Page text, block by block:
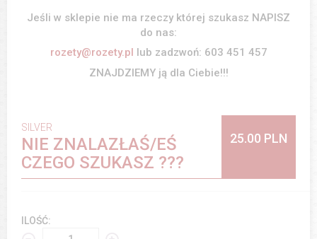
Jeśli w sklepie nie ma rzeczy której szukasz NAPISZ
do nas:
rozety@rozety.pl lub zadzwoń: 603 451 457
ZNAJDZIEMY ją dla Ciebie!!!
SILVER
NIE ZNALAZŁAŚ/EŚ
CZEGO SZUKASZ ???
25.00 PLN
ILOŚĆ: